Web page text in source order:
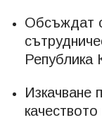
Обсъждат
Република
Изкачване